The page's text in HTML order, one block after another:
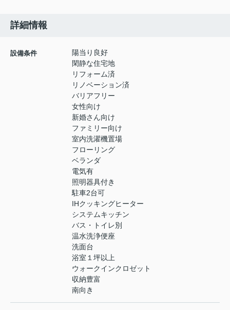
詳細情報
設備条件
陽当り良好
閑静な住宅地
リフォーム済
リノベーション済
バリアフリー
女性向け
新婚さん向け
ファミリー向け
室内洗濯機置場
フローリング
ベランダ
電気有
照明器具付き
駐車2台可
IHクッキングヒーター
システムキッチン
バス・トイレ別
温水洗浄便座
洗面台
浴室１坪以上
ウォークインクロゼット
収納豊富
南向き